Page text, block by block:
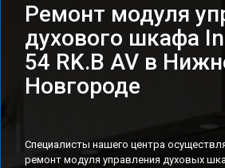
Ремонт модуля
духового шкафа
54 RK.B AV в
Новгороде
Специалисты нашего центра
ремонт модуля управления духовых